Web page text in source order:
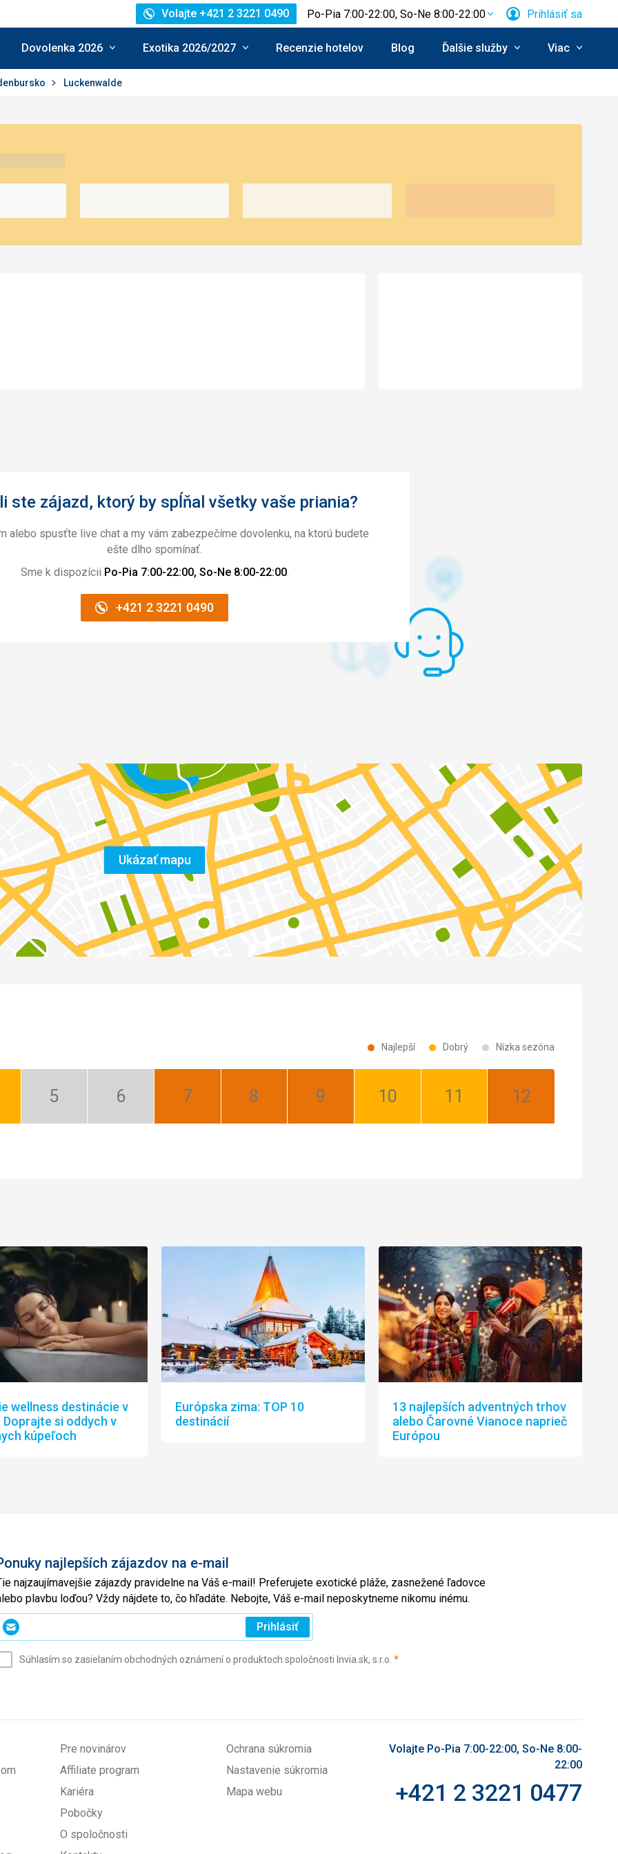
Volajte +421 2 3221 0490 Po-Pia 7:00-22:00, So-Ne 8:00-22:00 Prihlásiť sa
Dovolenka 2026 Exotika 2026/2027 Recenzie hotelov Blog Ďalšie služby Viac
Luckenwalde
ste zájazd, ktorý by spĺňal všetky vaše priania?
alebo spusťte live chat a my vám zabezpečíme dovolenku, na ktorú budete
ešte dlho spomínať.
Sme k dispozícii Po-Pia 7:00-22:00, So-Ne 8:00-22:00.
+421 2 3221 0490
Ukázať mapu
Najlepší Dobrý Nízka sezóna
Máj:
Jún:
Júl:
August:
September:
Október:
November:
December:
Najlepší
wellness destinácie v
Doprajte si oddych v
kúpeľoch
Európska zima: TOP 10
destinácií
13 najlepších adventných trhov
alebo Čarovné Vianoce naprieč
Európou
najlepších zájazdov na e-mail
najzaujímavejšie zájazdy pravidelne na Váš e-mail! Preferujete exotické pláže, zasnežené ľadovce
plavbu loďou? Vždy nájdete to, čo hľadáte. Nebojte, Váš e-mail neposkytneme nikomu inému.
Prihlásiť
Súhlasím so zasielaním obchodných oznámení o produktoch spoločnosti Invia.sk, s.r.o. *(povinné)
Pre novinárov
Affiliate program
Kariéra
Pobočky
O spoločnosti
Ochrana súkromia
Nastavenie súkromia
Mapa webu
Volajte Po-Pia 7:00-22:00, So-Ne 8:00-
22:00
+421 2 3221 0477